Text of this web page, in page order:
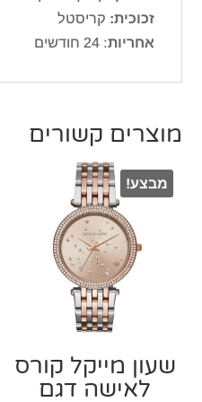
זכוכית: קריסטל
אחריות: 24 חודשים
מוצרים קשורים
מבצע!
שעון מייקל קורס
‏לאישה דגם